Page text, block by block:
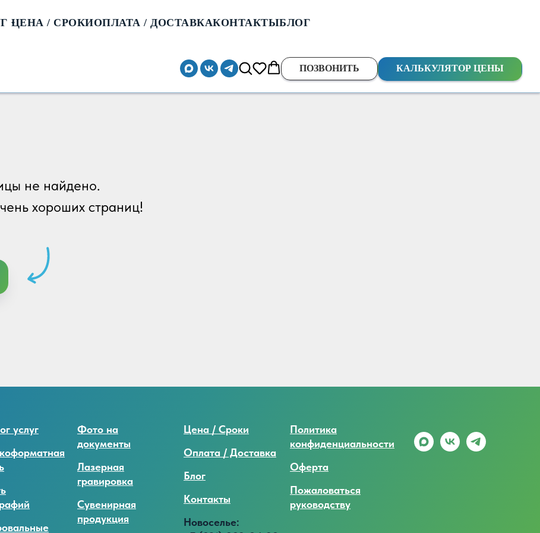
ЦЕНА / СРОКИОПЛАТА / ДОСТАВКАКОНТАКТЫБЛОГ
ПОЗВОНИТЬ КАЛЬКУЛЯТОР ЦЕНЫ
не найдено.
хороших страниц!
услуг
Фото на
документы
Лазерная
гравировка
Сувенирная
продукция
Цена / Сроки
Оплата / Доставка
Блог
Контакты
Новоселье:
Политика
конфиденциальности
Оферта
Пожаловаться
руководству